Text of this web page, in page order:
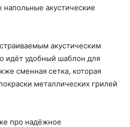
акустические
акустическим
идёт удобный шаблон для
сменная сетка, которая
металлических грилей
про надёжное